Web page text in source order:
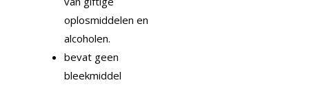
oplosmiddelen en
alcoholen.
bevat geen
bleekmiddel